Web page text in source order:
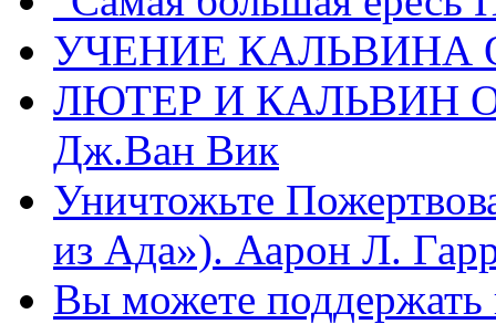
УЧЕНИЕ КАЛЬВИНА
ЛЮТЕР И КАЛЬВИН
Дж.Ван Вик
Уничтожьте
из Ада»). Аарон Л.
Вы можете